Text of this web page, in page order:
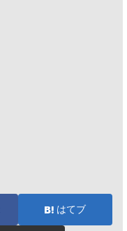
はてブ